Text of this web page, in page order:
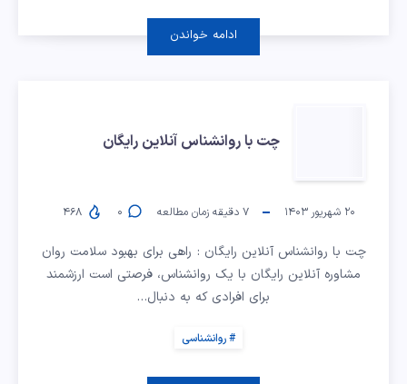
ادامه خواندن
چت
روانشناس
آنلاین
رایگان
چت با روانشناس آنلاین رایگان
۲۰ شهریور ۱۴۰۳ ۷ دقیقه زمان مطالعه ۰
چت با روانشناس آنلاین رایگان : راهی برای بهبود سلامت روان
مشاوره آنلاین رایگان با یک روانشناس، فرصتی است ارزشمند
برای افرادی که به دنبال…
روانشناسی